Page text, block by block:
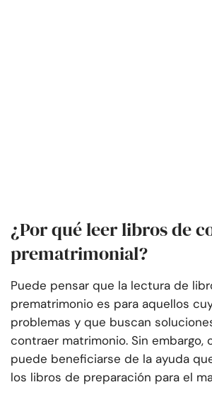
¿Por qué leer libros de
prematrimonial?
Puede pensar que la lectura de
prematrimonio es para aquellos
problemas y que buscan
contraer matrimonio. Sin embargo,
puede beneficiarse de la ayuda
los libros de preparación para el